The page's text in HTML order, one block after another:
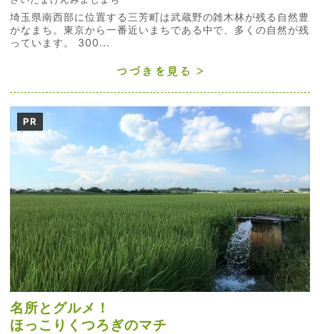
埼玉県南西部に位置する三芳町は武蔵野の雑木林が残る自然豊
かなまち。東京から一番近いまちである中で、多くの自然が残
っています。 300...
つづきを見る
PR
名所とグルメ！
ほっこりくつろぎのマチ